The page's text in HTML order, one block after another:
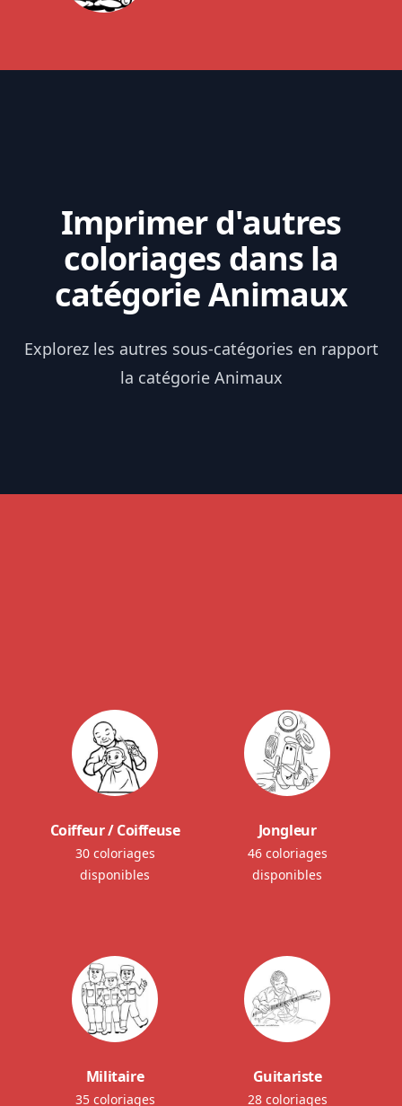
Imprimer d'autres
coloriages dans la
catégorie Animaux
Explorez les autres sous-catégories en rapport
la catégorie Animaux
Coiffeur / Coiffeuse
30 coloriages
disponibles
Jongleur
46 coloriages
disponibles
Militaire
35 coloriages
Guitariste
28 coloriages